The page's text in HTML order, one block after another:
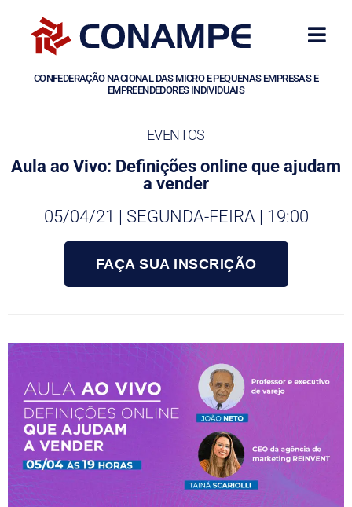
CONFEDERAÇÃO NACIONAL DAS MICRO E PEQUENAS EMPRESAS E
EMPREENDEDORES INDIVIDUAIS
EVENTOS
Aula ao Vivo: Definições online que ajudam
a vender
05/04/21 | SEGUNDA-FEIRA | 19:00
FAÇA SUA INSCRIÇÃO